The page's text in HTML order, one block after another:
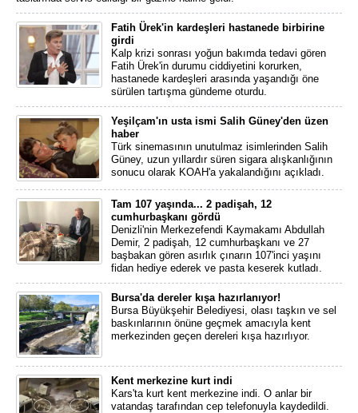
Fatih Ürek'in kardeşleri hastanede birbirine
girdi
Kalp krizi sonrası yoğun bakımda tedavi gören
Fatih Ürek'in durumu ciddiyetini korurken,
hastanede kardeşleri arasında yaşandığı öne
sürülen tartışma gündeme oturdu.
Yeşilçam'ın usta ismi Salih Güney'den üzen
haber
Türk sinemasının unutulmaz isimlerinden Salih
Güney, uzun yıllardır süren sigara alışkanlığının
sonucu olarak KOAH'a yakalandığını açıkladı.
Tam 107 yaşında... 2 padişah, 12
cumhurbaşkanı gördü
Denizli'nin Merkezefendi Kaymakamı Abdullah
Demir, 2 padişah, 12 cumhurbaşkanı ve 27
başbakan gören asırlık çınarın 107'inci yaşını
fidan hediye ederek ve pasta keserek kutladı.
Bursa'da dereler kışa hazırlanıyor!
Bursa Büyükşehir Belediyesi, olası taşkın ve sel
baskınlarının önüne geçmek amacıyla kent
merkezinden geçen dereleri kışa hazırlıyor.
Kent merkezine kurt indi
Kars'ta kurt kent merkezine indi. O anlar bir
vatandaş tarafından cep telefonuyla kaydedildi.